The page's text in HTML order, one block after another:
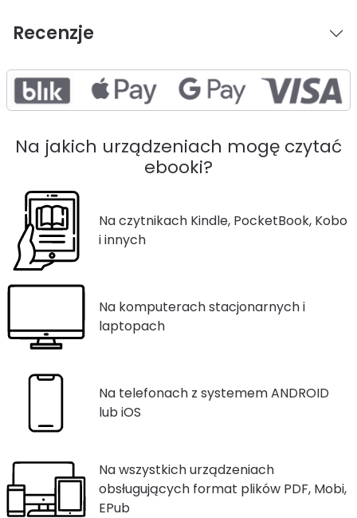
Recenzje
Na jakich urządzeniach mogę czytać
ebooki?
Na czytnikach Kindle, PocketBook, Kobo
i innych
Na komputerach stacjonarnych i
laptopach
Na telefonach z systemem ANDROID
lub iOS
Na wszystkich urządzeniach
obsługujących format plików PDF, Mobi,
EPub